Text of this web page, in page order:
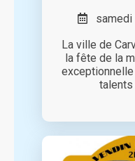
samedi
La ville de
la fête de la
talents